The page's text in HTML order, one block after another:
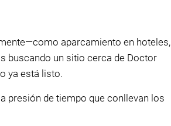
aparcamiento en hoteles,
buscando un sitio cerca de Doctor
ya está listo.
presión de tiempo que conllevan los